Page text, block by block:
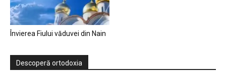
Învierea Fiului văduvei din Nain
Descoperă ortodoxia